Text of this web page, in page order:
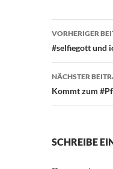
VORHERIGER
#selfiegott und
NÄCHSTER
Kommt zum
SCHREIBE